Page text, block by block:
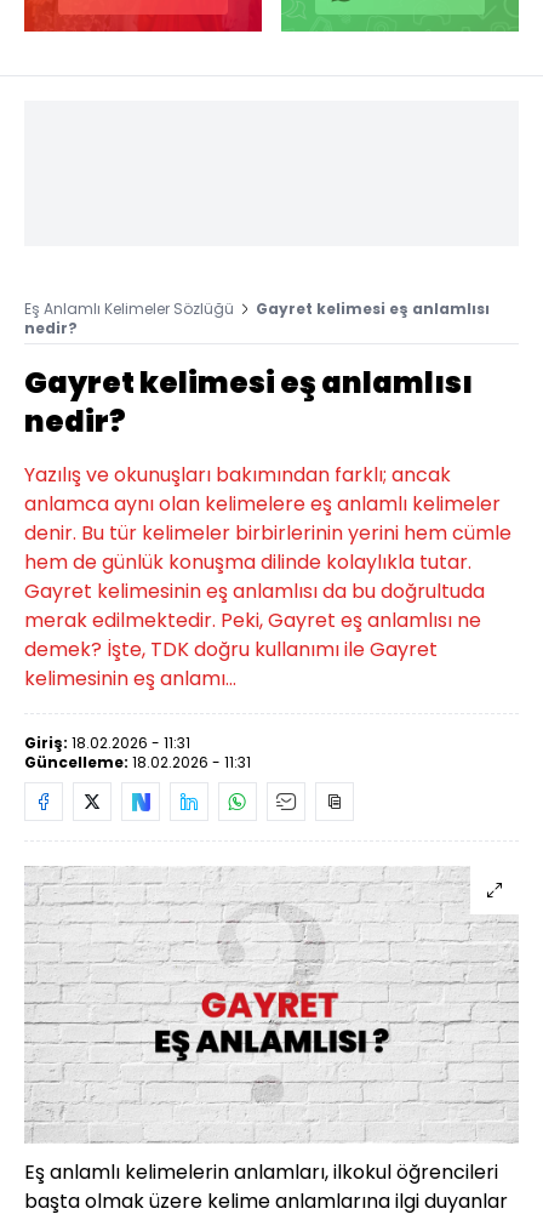
Eş Anlamlı Kelimeler Sözlüğü
Gayret kelimesi eş anlamlısı
nedir?
Gayret kelimesi eş anlamlısı
nedir?
Yazılış ve okunuşları bakımından farklı; ancak
anlamca aynı olan kelimelere eş anlamlı kelimeler
denir. Bu tür kelimeler birbirlerinin yerini hem cümle
hem de günlük konuşma dilinde kolaylıkla tutar.
Gayret kelimesinin eş anlamlısı da bu doğrultuda
merak edilmektedir. Peki, Gayret eş anlamlısı ne
demek? İşte, TDK doğru kullanımı ile Gayret
kelimesinin eş anlamı…
Giriş: 18.02.2026 - 11:31
Güncelleme: 18.02.2026 - 11:31
Eş anlamlı kelimelerin anlamları, ilkokul öğrencileri
başta olmak üzere kelime anlamlarına ilgi duyanlar